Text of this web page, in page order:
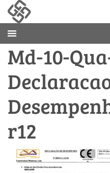
Md-10-
r12